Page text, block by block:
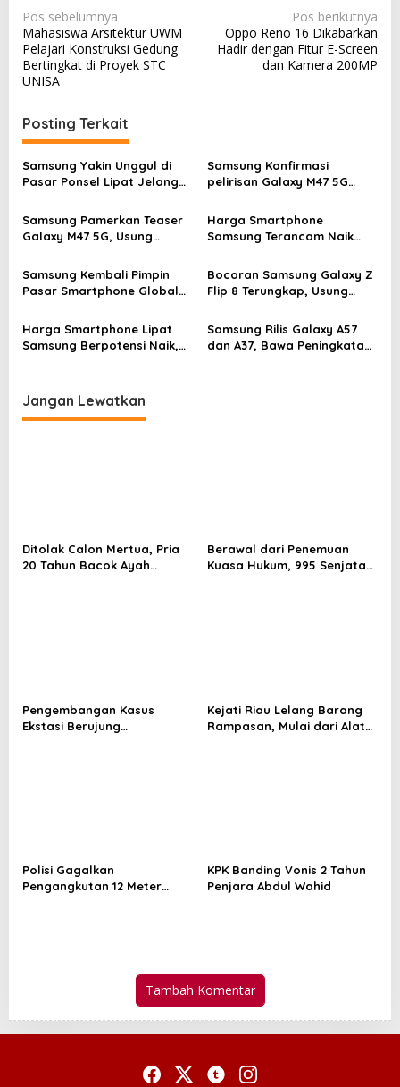
N
a
v
i
g
a
s
i
p
o
s
Pos sebelumnya
Mahasiswa Arsitektur UWM
Pelajari Konstruksi Gedung
Bertingkat di Proyek STC
UNISA
Pos berikutnya
Oppo Reno 16 Dikabarkan
Hadir dengan Fitur E-Screen
dan Kamera 200MP
Posting Terkait
Samsung Yakin Unggul di
Pasar Ponsel Lipat Jelang
Samsung Konfirmasi
pelirisan Galaxy M47 5G
Snapdragon dan Layar 120
Hz
Samsung Pamerkan Teaser
Galaxy M47 5G, Usung
Layar 120Hz
Harga Smartphone
Samsung Terancam Naik
Samsung Kembali Pimpin
Pasar Smartphone Global
Bocoran Samsung Galaxy Z
Flip 8 Terungkap, Usung
Harga Smartphone Lipat
Samsung Berpotensi Naik,
Samsung Rilis Galaxy A57
dan A37, Bawa Peningkatan
Jangan Lewatkan
Ditolak Calon Mertua, Pria
20 Tahun Bacok Ayah
Berawal dari Penemuan
Kuasa Hukum, 995 Senjata
Pengembangan Kasus
Ekstasi Berujung
Kejati Riau Lelang Barang
Rampasan, Mulai dari Alat
Polisi Gagalkan
Pengangkutan 12 Meter
KPK Banding Vonis 2 Tahun
Penjara Abdul Wahid
Tambah Komentar